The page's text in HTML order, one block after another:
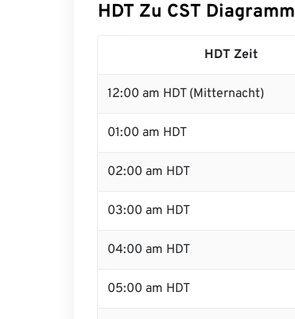
HDT Zu CST Diagramm
HDT Zeit
12:00 am HDT (Mitternacht)
01:00 am HDT
02:00 am HDT
03:00 am HDT
04:00 am HDT
05:00 am HDT